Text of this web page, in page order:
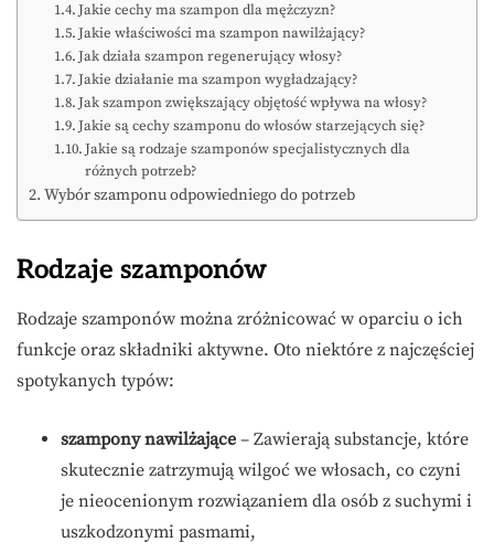
Jakie cechy ma szampon dla mężczyzn?
Jakie właściwości ma szampon nawilżający?
Jak działa szampon regenerujący włosy?
Jakie działanie ma szampon wygładzający?
Jak szampon zwiększający objętość wpływa na włosy?
Jakie są cechy szamponu do włosów starzejących się?
Jakie są rodzaje szamponów specjalistycznych dla
różnych potrzeb?
Wybór szamponu odpowiedniego do potrzeb
Rodzaje szamponów
Rodzaje szamponów można zróżnicować w oparciu o ich
funkcje oraz składniki aktywne. Oto niektóre z najczęściej
spotykanych typów:
szampony nawilżające – Zawierają substancje, które
skutecznie zatrzymują wilgoć we włosach, co czyni
je nieocenionym rozwiązaniem dla osób z suchymi i
uszkodzonymi pasmami,